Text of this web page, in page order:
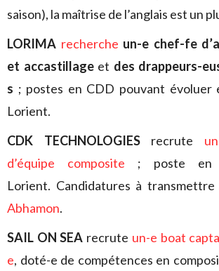
saison), la maîtrise de l’anglais est un
LORIMA recherche un-e chef-fe d’
et accastillageet des drappeurs-
s ; postes en CDD pouvant évoluer
Lorient.
CDK TECHNOLOGIESrecrute
d’équipe composite ; poste en
Lorient. Candidatures à transmettre
Abhamon.
SAIL ON SEA recrute un-e boat
e, doté-e de compétences en